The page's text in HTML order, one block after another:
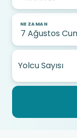
NE ZAMAN
Yolcu Sayısı